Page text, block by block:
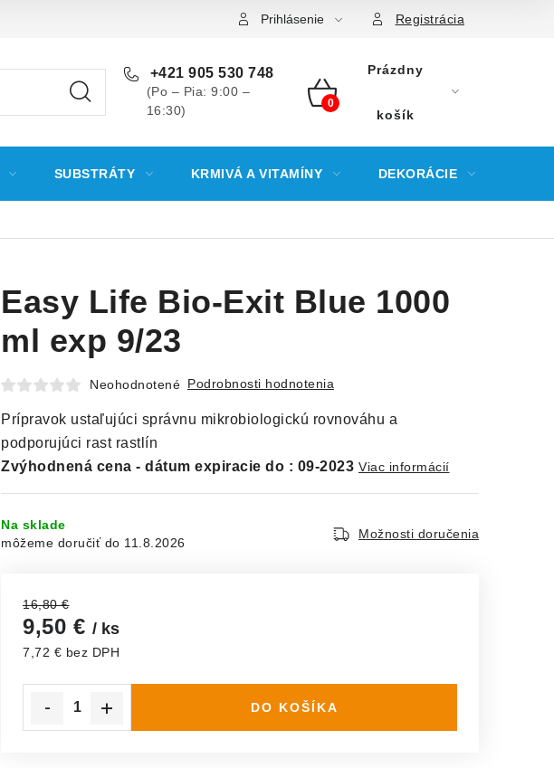
Prihlásenie Registrácia
+421 905 530 748
(Po – Pia: 9:00 –
16:30)
NÁKUPNÝ
Prázdny
košík
SUBSTRÁTY KRMIVÁ A VITAMÍNY DEKORÁCIE
Easy Life Bio-Exit Blue 1000
ml exp 9/23
Neohodnotené Podrobnosti hodnotenia
Prípravok ustaľujúci správnu mikrobiologickú rovnováhu a
podporujúci rast rastlín
Zvýhodnená cena - dátum expiracie do : 09-2023 Viac informácií
Na sklade
11.8.2026
Možnosti doručenia
16,80 €
9,50 € / ks
7,72 € bez DPH
DO KOŠÍKA